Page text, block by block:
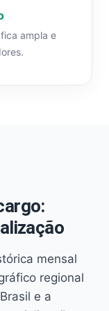
ampla e
mensal
regional
e a